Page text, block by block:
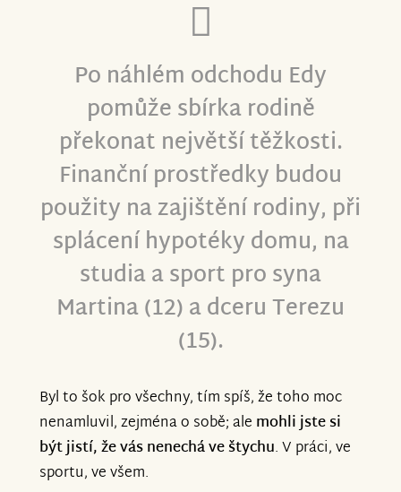
Po náhlém odchodu Edy
pomůže sbírka rodině
překonat největší těžkosti.
Finanční prostředky budou
použity na zajištění rodiny, při
splácení hypotéky domu, na
studia a sport pro syna
Martina (12) a dceru Terezu
(15).
Byl to šok pro všechny, tím spíš, že toho moc
nenamluvil, zejména o sobě; ale mohli jste si
být jistí, že vás nenechá ve štychu. V práci, ve
sportu, ve všem.